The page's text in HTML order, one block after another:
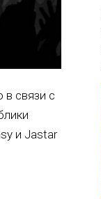
в связи с
и Jastar